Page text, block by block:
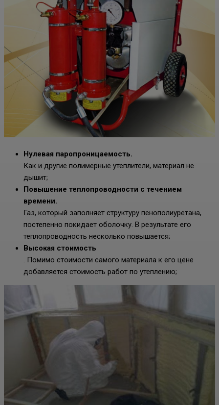
Нулевая паропроницаемость.
Как и другие полимерные утеплители, материал не
дышит;
Повышение теплопроводности с течением
времени.
Газ, который заполняет структуру пенополиуретана,
постепенно покидает оболочку. В результате его
теплопроводность несколько повышается;
Высокая стоимость
. Помимо стоимости самого материала к его цене
добавляется стоимость работ по утеплению;